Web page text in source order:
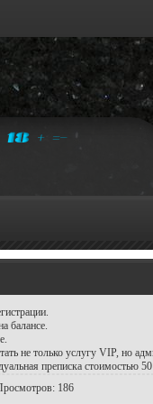
балансе.
не только услугу VIP, но
преписка стоимостью
186